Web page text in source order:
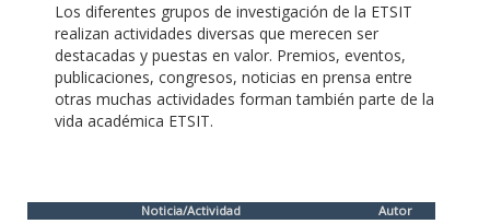
Los diferentes grupos de investigación de la ETSIT
realizan actividades diversas que merecen ser
destacadas y puestas en valor. Premios, eventos,
publicaciones, congresos, noticias en prensa entre
otras muchas actividades forman también parte de la
vida académica ETSIT.
Noticia/Actividad Autor